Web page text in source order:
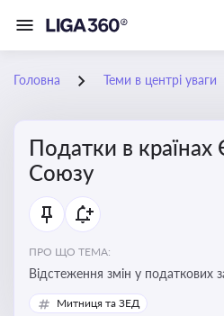
Головна Теми в центрі уваги
Податки в країнах
Союзу
ПРО ЩО ТЕМА:
Відстеження змін у податкових
країн ЄС. Моніторинг кейсів, що
Митниця та ЗЕД